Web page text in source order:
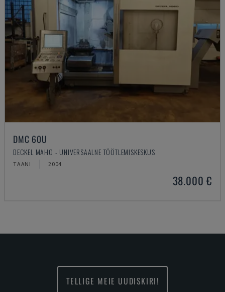
DMC 60U
DECKEL MAHO - UNIVERSAALNE TÖÖTLEMISKESKUS
TAANI 2004
38.000 €
TELLIGE MEIE UUDISKIRI!